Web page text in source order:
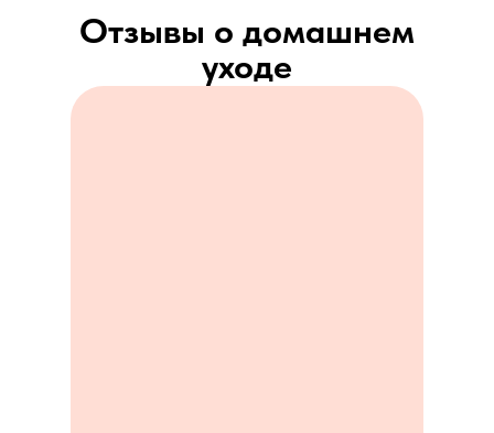
Отзывы о домашнем
уходе